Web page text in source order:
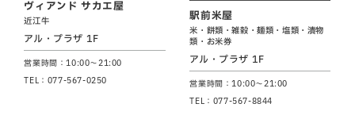
ヴィアンド サカエ屋
近江牛
アル・プラザ 1F
営業時間：10:00～21:00
TEL：077-567-0250
駅前米屋
米・餅類・雑穀・麺類・塩類・漬物
類・お米券
アル・プラザ 1F
営業時間：10:00～21:00
TEL：077-567-8844